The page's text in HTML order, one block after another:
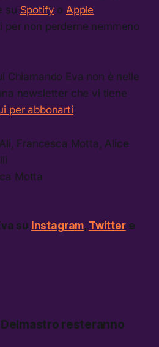
su Spotify o Apple
per non perderne nemmeno
Chiamando Eva non è nelle
newsletter che vi tiene
per abbonarti.
Francesca Motta, Alice
Motta
su Instagram, Twittere
resteranno